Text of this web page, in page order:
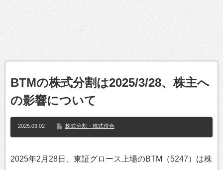
BTMの株式分割は2025/3/28、株主へ
の影響について
2025.03.02 株式分割・株式併合
2025年2月28日、東証グロース上場のBTM（5247）は株